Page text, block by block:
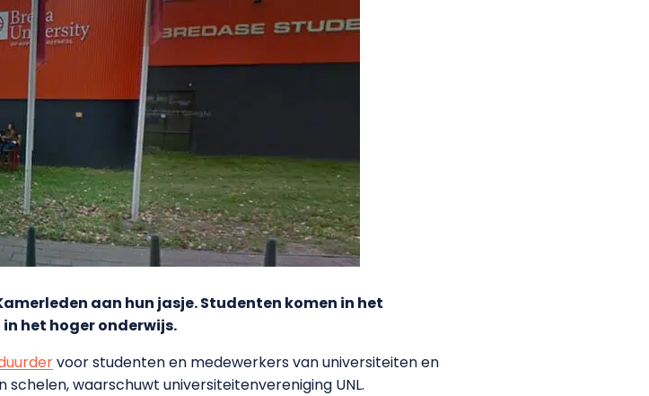
aan hun jasje. Studenten komen in het
het hoger onderwijs.
voor studenten en medewerkers van universiteiten en
waarschuwt universiteitenvereniging UNL.